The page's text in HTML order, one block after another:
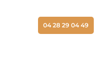
04 28 29 04 49